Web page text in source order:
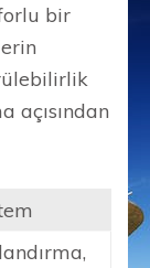
bir
açısından